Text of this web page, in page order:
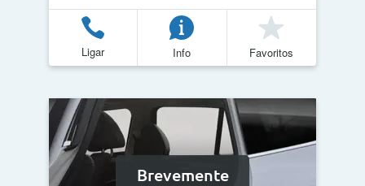
Ligar Info Favoritos
Brevemente